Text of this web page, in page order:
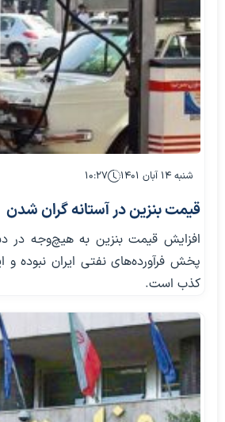
شنبه ۱۴ آبان ۱۴۰۱ ۱۰:۲۷
قیمت بنزین در آستانه گران شدن
افزایش قیمت بنزین به هیچ‌وجه در
پخش فرآورده‌های نفتی ایران نبوده
کذب است.